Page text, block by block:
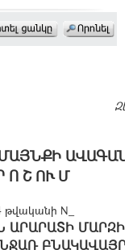
Ո Շ ՈՒ Մ
թվականի N_
ԱՐԱՐԱՏԻ ՄԱՐԶԻ